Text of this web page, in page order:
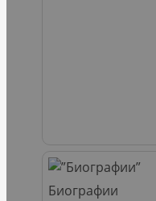
Биографии